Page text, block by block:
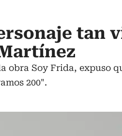
tan
Soy Frida, expuso
200".